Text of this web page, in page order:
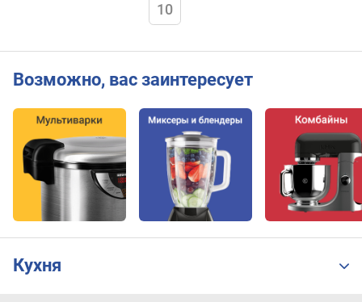
10
Возможно, вас заинтересует
Кухня